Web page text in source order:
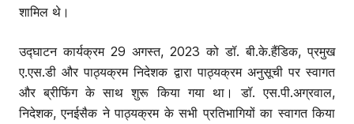
शामिल थे।
उद्घाटन कार्यक्रम 29 अगस्त, 2023 को डॉ. बी.के.हैंडिक, प्रमुख
ए.एस.डी और पाठ्यक्रम निदेशक द्वारा पाठ्यक्रम अनुसूची पर स्वागत
और ब्रीफिंग के साथ शुरू किया गया था। डॉ. एस.पी.अग्रवाल,
निदेशक, एनईसैक ने पाठ्यक्रम के सभी प्रतिभागियों का स्वागत किया